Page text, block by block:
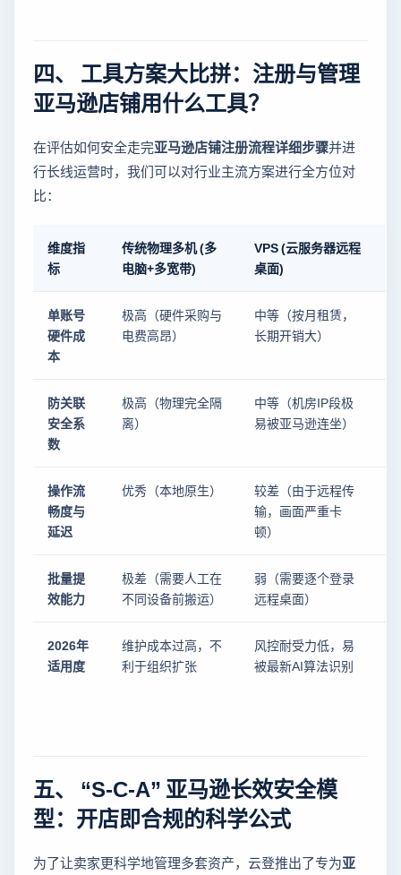
四、 工具方案大比拼：注册与管理
亚马逊店铺用什么工具？
在评估如何安全走完亚马逊店铺注册流程详细步骤并进
行长线运营时，我们可以对行业主流方案进行全方位对
比：
维度指
标
传统物理多机 (多
电脑+多宽带)
VPS (云服务器远程
桌面)
单账号
硬件成
本
极高（硬件采购与
电费高昂）
中等（按月租赁，
长期开销大）
防关联
安全系
数
极高（物理完全隔
离）
中等（机房IP段极
易被亚马逊连坐）
操作流
畅度与
延迟
优秀（本地原生）
较差（由于远程传
输，画面严重卡
顿）
批量提
效能力
极差（需要人工在
不同设备前搬运）
弱（需要逐个登录
远程桌面）
2026年
适用度
维护成本过高，不
利于组织扩张
风控耐受力低，易
被最新AI算法识别
五、 “S-C-A” 亚马逊长效安全模
型：开店即合规的科学公式
为了让卖家更科学地管理多套资产，云登推出了专为亚